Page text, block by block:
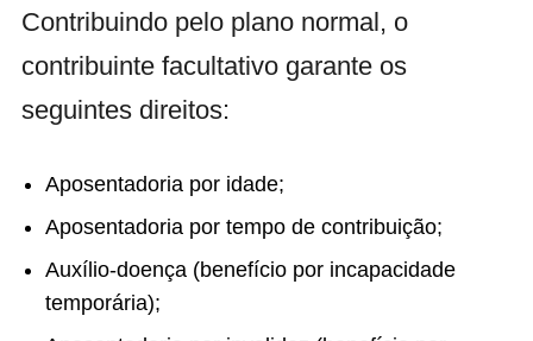
Contribuindo pelo plano normal, o
contribuinte facultativo garante os
seguintes direitos:
Aposentadoria por idade;
Aposentadoria por tempo de contribuição;
Auxílio-doença (benefício por incapacidade
temporária);